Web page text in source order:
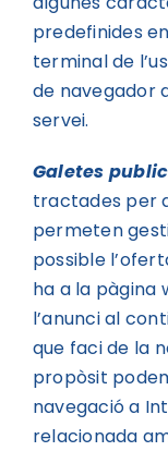
predefinides
terminal de
de navegador
servei.
Galetes
tractades per
permeten
possible
ha a la pàgina
l’anunci al
que faci de la
propòsit
navegació a
relacionada